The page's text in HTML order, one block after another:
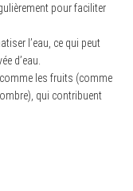
pour faciliter
l’eau, ce qui peut
d’eau.
les fruits (comme
qui contribuent